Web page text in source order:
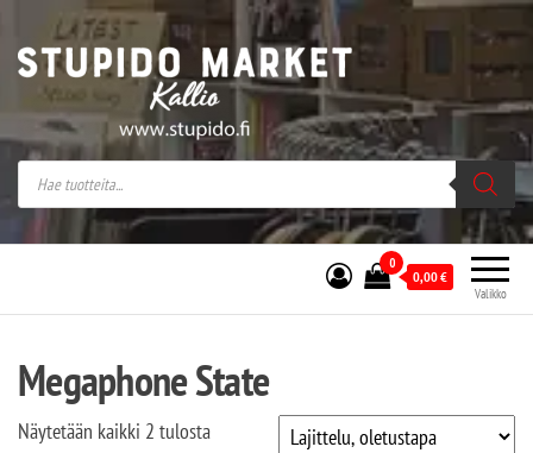
Stupido Market – verkossa ja kivijalassa
Stupido Market on vaihtoehtomusaan
erikoistunut verkko- sekä
kivijalkakauppa Helsingissä Kallion
sydämessä.
Valikko
0
0,00€
Megaphone State
Näytetään kaikki 2 tulosta